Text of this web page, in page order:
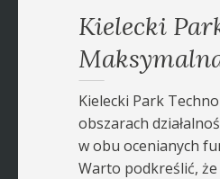
Kielecki
Kielecki Park
obszarach
w obu ocenianych
Warto podkreślić,